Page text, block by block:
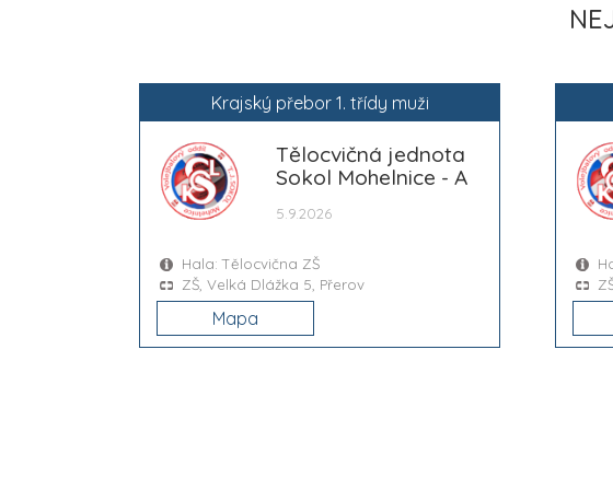
Krajský přebor 1. třídy muži
Tělocvičná jednota
Sokol Mohelnice - A
5.9.2026
Hala: Tělocvična ZŠ
ZŠ, Velká Dlážka 5, Přerov
Mapa